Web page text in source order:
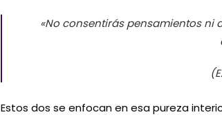
«No consentirás pensamientos ni
Estos dos se enfocan en esa pureza